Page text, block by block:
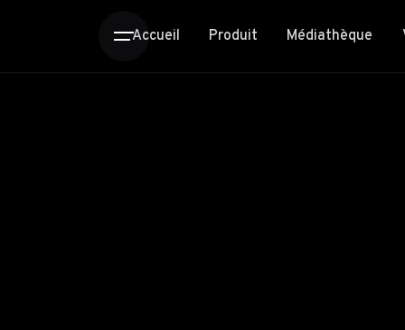
Accueil Produit Médiathèque